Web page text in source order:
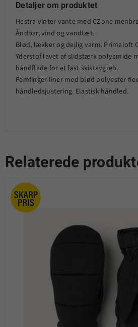
Detaljer om produktet
Hestra vinter vante med CZone
Åndbar, vind og vandtæt.
Blød, lækker og dejlig varm. Primaloft
Yderstof lavet af slidstærk polyamide
håndflade for et fast skistavgreb.
Femfinger liner med blød polyester
håndledsjustering. Elastisk håndled.
Relaterede